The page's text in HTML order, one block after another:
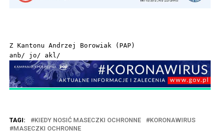
Z Kantonu Andrzej Borowiak (PAP)
anb/ jo/ akl/
TAGI: KIEDY NOSIĆ MASECZKI OCHRONNE
KORONAWIRUS
MASECZKI OCHRONNE